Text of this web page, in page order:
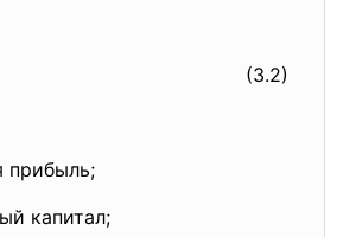
(3.2)
прибыль;
капитал;